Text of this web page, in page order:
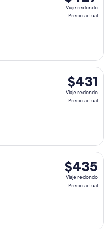
Viaje
redondo,
Viaje redondo
Precio actual
$431
Viaje
redondo,
$431
Viaje redondo
Precio actual
con salida el mié, 28
$435
Viaje
redondo,
$435
Viaje redondo
Precio actual
con salida el mié,